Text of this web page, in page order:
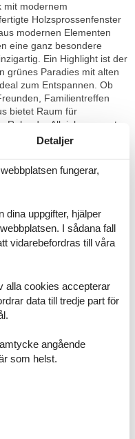
mit modernem
Holzsprossenfenster
modernen Elementen
eine ganz besondere
Ein Highlight ist der
grünes Paradies mit alten
zum Entspannen. Ob
Familientreffen
bietet Raum für
Ruhe der Alleinlage sorgt
Der Ostseestrand ist nur
Absolutes Highlight
und weitem Blick über
Detaljer
fungerar,
dina uppgifter, hjälper
I sådana fall
vidarebefordras till våra
alla cookies accepterar
data till tredje part för
angående
som helst.